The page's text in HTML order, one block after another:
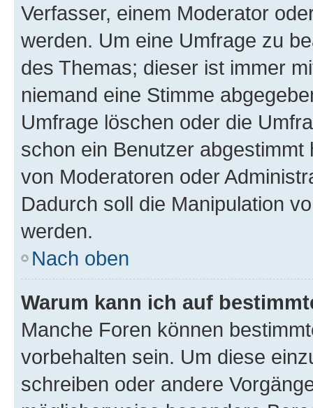
Verfasser, einem Moderator
werden. Um eine Umfrage zu
des Themas; dieser ist immer
niemand eine Stimme
Umfrage löschen oder die
schon ein Benutzer
von Moderatoren oder
Dadurch soll die Manipulation
werden.
Nach oben
Warum kann ich auf
Manche Foren können
vorbehalten sein. Um diese
schreiben oder andere